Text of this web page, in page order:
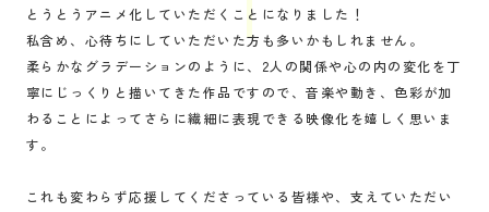
とうとうアニメ化していただくことになりました！
私含め、心待ちにしていただいた方も多いかもしれません。
柔らかなグラデーションのように、2人の関係や心の内の変化を丁
寧にじっくりと描いてきた作品ですので、音楽や動き、色彩が加
わることによってさらに繊細に表現できる映像化を嬉しく思いま
す。
これも変わらず応援してくださっている皆様や、支えていただい